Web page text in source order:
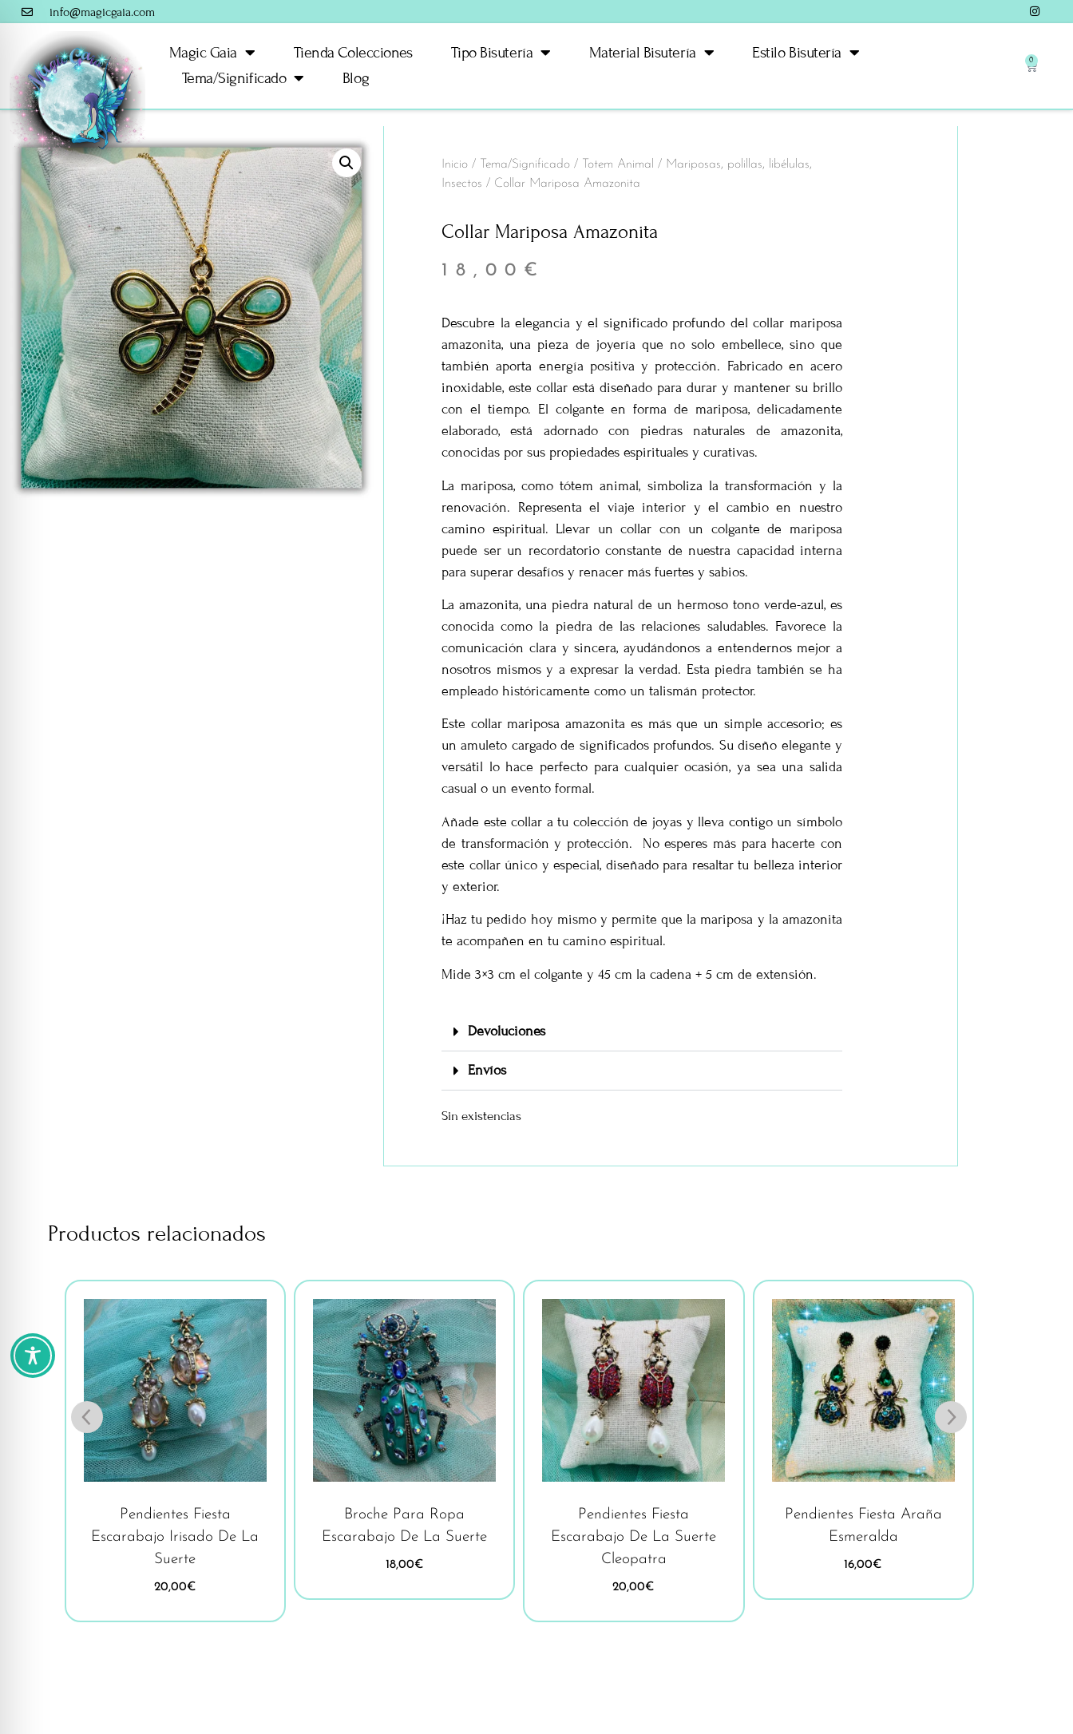
info@magicgaia.com
Magic Gaia Tienda Colecciones Tipo Bisutería Material Bisutería
Estilo Bisutería
Tema/Significado
Blog
0
Inicio / Tema/Significado / Totem Animal / Mariposas, polillas, libélulas,
Insectos / Collar Mariposa Amazonita
Collar Mariposa Amazonita
18,00 €
Descubre la elegancia y el significado profundo del collar mariposa
amazonita, una pieza de joyería que no solo embellece, sino que
también aporta energía positiva y protección. Fabricado en acero
inoxidable, este collar está diseñado para durar y mantener su brillo
con el tiempo. El colgante en forma de mariposa, delicadamente
elaborado, está adornado con piedras naturales de amazonita,
conocidas por sus propiedades espirituales y curativas.
La mariposa, como tótem animal, simboliza la transformación y la
renovación. Representa el viaje interior y el cambio en nuestro
camino espiritual. Llevar un collar con un colgante de mariposa
puede ser un recordatorio constante de nuestra capacidad interna
para superar desafíos y renacer más fuertes y sabios.
La amazonita, una piedra natural de un hermoso tono verde-azul, es
conocida como la piedra de las relaciones saludables. Favorece la
comunicación clara y sincera, ayudándonos a entendernos mejor a
nosotros mismos y a expresar la verdad. Esta piedra también se ha
empleado históricamente como un talismán protector.
Este collar mariposa amazonita es más que un simple accesorio; es
un amuleto cargado de significados profundos. Su diseño elegante y
versátil lo hace perfecto para cualquier ocasión, ya sea una salida
casual o un evento formal.
Añade este collar a tu colección de joyas y lleva contigo un símbolo
de transformación y protección. No esperes más para hacerte con
este collar único y especial, diseñado para resaltar tu belleza interior
y exterior.
¡Haz tu pedido hoy mismo y permite que la mariposa y la amazonita
te acompañen en tu camino espiritual.
Mide 3×3 cm el colgante y 45 cm la cadena + 5 cm de extensión.
Devoluciones
Envíos
Sin existencias
Productos relacionados
Pendientes Fiesta
Escarabajo Irisado De La
Suerte
20,00€
Broche Para Ropa
Escarabajo De La Suerte
18,00€
Pendientes Fiesta
Escarabajo De La Suerte
Cleopatra
20,00€
Pendientes Fiesta Araña
Esmeralda
16,00€